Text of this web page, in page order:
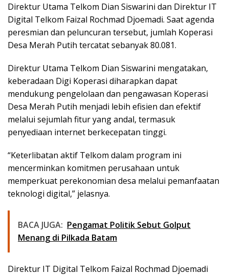
Direktur Utama Telkom Dian Siswarini dan Direktur IT
Digital Telkom Faizal Rochmad Djoemadi. Saat agenda
peresmian dan peluncuran tersebut, jumlah Koperasi
Desa Merah Putih tercatat sebanyak 80.081.
Direktur Utama Telkom Dian Siswarini mengatakan,
keberadaan Digi Koperasi diharapkan dapat
mendukung pengelolaan dan pengawasan Koperasi
Desa Merah Putih menjadi lebih efisien dan efektif
melalui sejumlah fitur yang andal, termasuk
penyediaan internet berkecepatan tinggi.
“Keterlibatan aktif Telkom dalam program ini
mencerminkan komitmen perusahaan untuk
memperkuat perekonomian desa melalui pemanfaatan
teknologi digital,” jelasnya.
BACA JUGA: Pengamat Politik Sebut Golput
Menang di Pilkada Batam
Direktur IT Digital Telkom Faizal Rochmad Djoemadi